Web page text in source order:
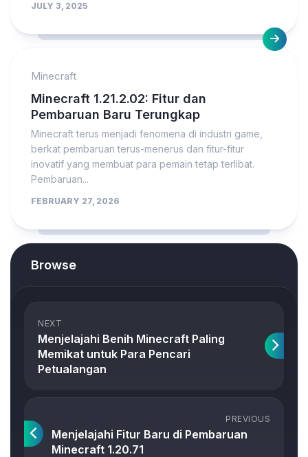
JULY 3, 2025
Minecraft
Minecraft 1.21.2.02: Fitur dan
Pembaruan Baru Terungkap
Minecraft terus menjadi fenomena di industri game,
berkat pembaruan terus-menerus dan fitur-fitur
inovatif yang membuat para pemain tetap terlibat.
Pembaruan...
FEBRUARY 27, 2026
Browse
NEXT
Menjelajahi Benih Minecraft Paling
Memikat untuk Para Pencari
Petualangan
PREVIOUS
Menjelajahi Fitur Baru di Pembaruan
Minecraft 1.20.71